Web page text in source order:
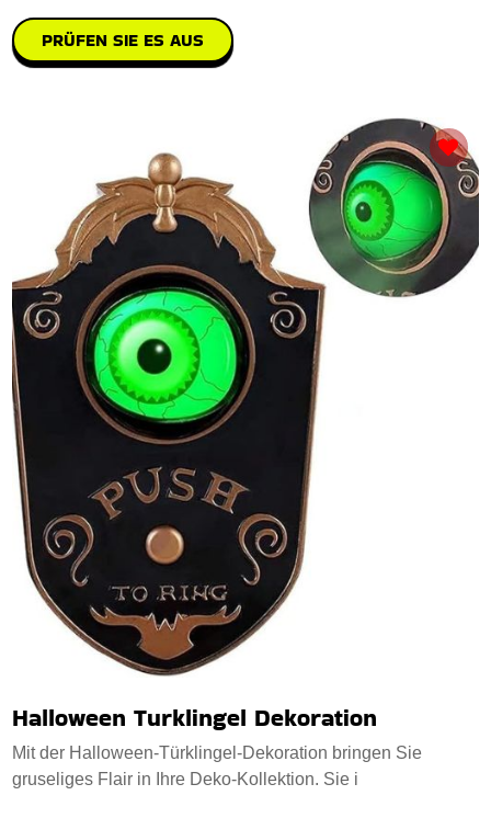
PRÜFEN SIE ES AUS
Halloween Turklingel Dekoration
Mit der Halloween-Türklingel-Dekoration bringen Sie
gruseliges Flair in Ihre Deko-Kollektion. Sie i